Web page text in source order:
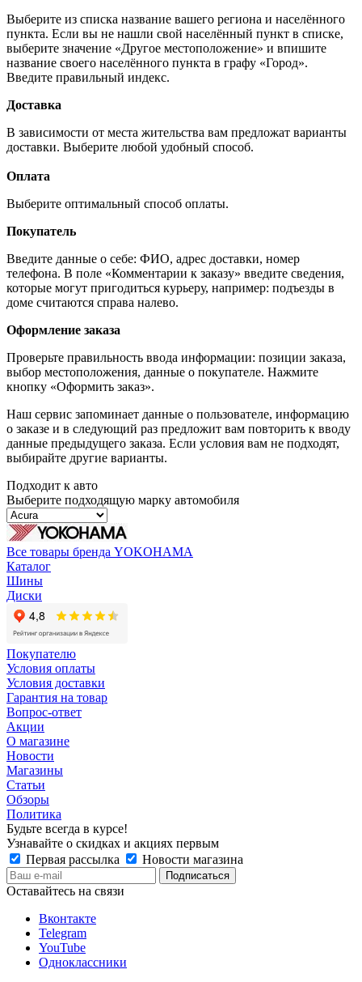
Выберите из списка название вашего региона и населённого
пункта. Если вы не нашли свой населённый пункт в списке,
выберите значение «Другое местоположение» и впишите
название своего населённого пункта в графу «Город».
Введите правильный индекс.
Доставка
В зависимости от места жительства вам предложат варианты
доставки. Выберите любой удобный способ.
Оплата
Выберите оптимальный способ оплаты.
Покупатель
Введите данные о себе: ФИО, адрес доставки, номер
телефона. В поле «Комментарии к заказу» введите сведения,
которые могут пригодиться курьеру, например: подъезды в
доме считаются справа налево.
Оформление заказа
Проверьте правильность ввода информации: позиции заказа,
выбор местоположения, данные о покупателе. Нажмите
кнопку «Оформить заказ».
Наш сервис запоминает данные о пользователе, информацию
о заказе и в следующий раз предложит вам повторить к вводу
данные предыдущего заказа. Если условия вам не подходят,
выбирайте другие варианты.
Подходит к авто
Выберите подходящую марку автомобиля
Все товары бренда YOKOHAMA
Каталог
Шины
Диски
Покупателю
Условия оплаты
Условия доставки
Гарантия на товар
Вопрос-ответ
Акции
О магазине
Новости
Магазины
Статьи
Обзоры
Политика
Будьте всегда в курсе!
Узнавайте о скидках и акциях первым
Первая рассылка
Новости магазина
Оставайтесь на связи
Вконтакте
Telegram
YouTube
Одноклассники